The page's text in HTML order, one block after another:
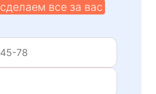
сделаем все за вас